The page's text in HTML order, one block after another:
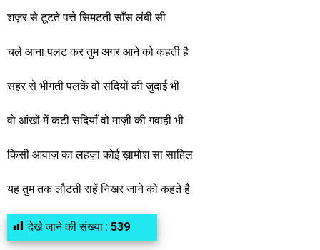
शज़र से टूटते पत्ते सिमटती साँस लंबी सी
चले आना पलट कर तुम अगर आने को कहती है
सहर से भीगती पलकें वो सदियों की जुदाई भी
वो आंखों में कटी सदियाँं वो माज़ी की गवाही भी
किसी आवाज़ का लहज़ा कोई ख़ामोश सा साहिल
यह तुम तक लौटती राहें निखर जाने को कहते है
देखे जाने की संख्या : 539